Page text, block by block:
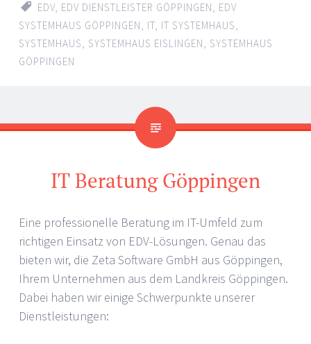
EDV EDV DIENSTLEISTER GÖPPINGEN
EDV
SYSTEMHAUS GÖPPINGEN
IT IT SYSTEMHAUS
SYSTEMHAUS
SYSTEMHAUS EISLINGEN
SYSTEMHAUS
GÖPPINGEN
IT Beratung Göppingen
Eine professionelle Beratung im IT-Umfeld zum
richtigen Einsatz von EDV-Lösungen. Genau das
bieten wir, die Zeta Software GmbH aus Göppingen,
Ihrem Unternehmen aus dem Landkreis Göppingen.
Dabei haben wir einige Schwerpunkte unserer
Dienstleistungen: